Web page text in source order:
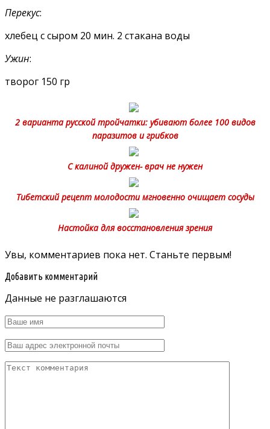
Перекус:
хлебец с сыром 20 мин. 2 стакана воды
Ужин:
творог 150 гр
2 варианта русской тройчатки: убивают более 100 видов
паразитов и грибков
С калиной дружен- врач не нужен
Тибетский рецепт молодости мгновенно очищает сосуды
Настойка для восстановления зрения
Увы, комментариев пока нет. Станьте первым!
Добавить комментарий
Данные не разглашаются